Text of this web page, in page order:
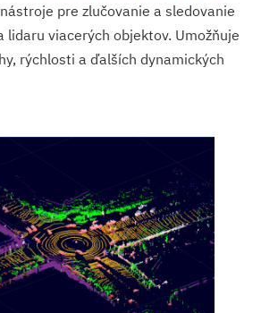
pre zlučovanie a sledovanie
lidaru viacerých objektov. Umožňuje
rýchlosti a ďalších dynamických